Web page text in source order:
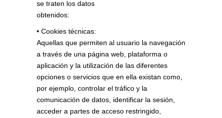
se traten los datos
obtenidos:
• Cookies técnicas:
Aquellas que permiten al usuario la navegación
a través de una página web, plataforma o
aplicación y la utilización de las diferentes
opciones o servicios que en ella existan como,
por ejemplo, controlar el tráfico y la
comunicación de datos, identificar la sesión,
acceder a partes de acceso restringido,